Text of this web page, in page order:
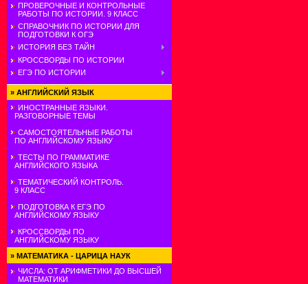
ПРОВЕРОЧНЫЕ И КОНТРОЛЬНЫЕ
РАБОТЫ ПО ИСТОРИИ. 9 КЛАСС
СПРАВОЧНИК ПО ИСТОРИИ ДЛЯ
ПОДГОТОВКИ К ОГЭ
ИСТОРИЯ БЕЗ ТАЙН
КРОССВОРДЫ ПО ИСТОРИИ
ЕГЭ ПО ИСТОРИИ
» АНГЛИЙСКИЙ ЯЗЫК
ИНОСТРАННЫЕ ЯЗЫКИ.
РАЗГОВОРНЫЕ ТЕМЫ
САМОСТОЯТЕЛЬНЫЕ РАБОТЫ
ПО АНГЛИЙСКОМУ ЯЗЫКУ
ТЕСТЫ ПО ГРАММАТИКЕ
АНГЛИЙСКОГО ЯЗЫКА
ТЕМАТИЧЕСКИЙ КОНТРОЛЬ.
9 КЛАСС
ПОДГОТОВКА К ЕГЭ ПО
АНГЛИЙСКОМУ ЯЗЫКУ
КРОССВОРДЫ ПО
АНГЛИЙСКОМУ ЯЗЫКУ
» МАТЕМАТИКА - ЦАРИЦА НАУК
ЧИСЛА: ОТ АРИФМЕТИКИ ДО ВЫСШЕЙ
МАТЕМАТИКИ